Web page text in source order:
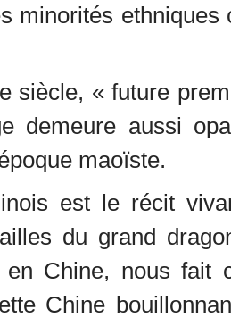
minorités
siècle, « future
demeure aussi
maoïste.
est le récit
du grand
Chine, nous fait
Chine